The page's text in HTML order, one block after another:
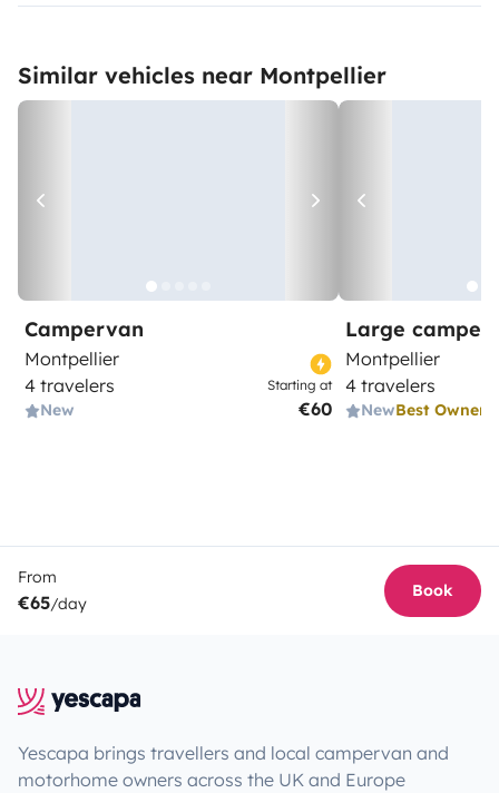
Similar vehicles near Montpellier
Campervan
Montpellier
4 travelers
New
Starting at
€60
Large
Montpellier
4 travelers
NewBest Owner
From
€65/day
Book
Yescapa brings travellers and local campervan and
motorhome owners across the UK and Europe